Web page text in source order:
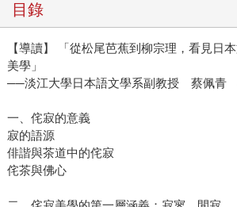
目錄
【導讀】 「從松尾芭蕉到柳宗理，看見日
美學」
──淡江大學日本語文學系副教授 蔡佩青
一、侘寂的意義
寂的語源
俳諧與茶道中的侘寂
侘茶與佛心